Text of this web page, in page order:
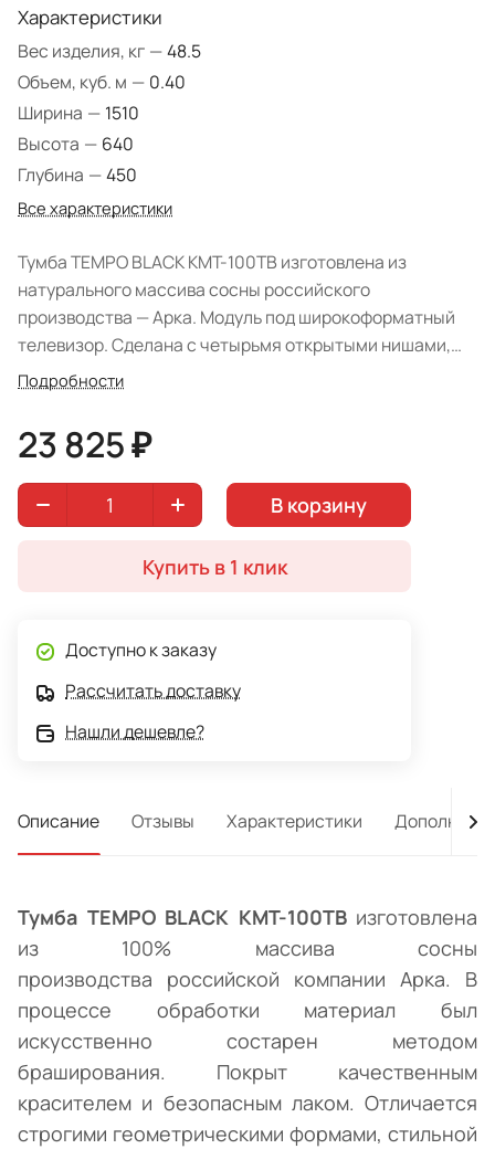
Характеристики
Вес изделия, кг —48.5
Объем, куб. м — 0.40
Ширина — 1510
Высота — 640
Глубина —450
Все характеристики
Тумба TEMPO BLACK КМТ-100ТВ изготовлена из
натурального массива сосны российского
производства — Арка. Модуль под широкоформатный
телевизор. Сделана с четырьмя открытыми нишами,
где можно разместиться тюнер, электронная техника и
за которой скрыты две полки. Прекрасный пример
стиля ЛОФТ. Варианты крашения: "Королевский орех" и
"Камыш".
Подробности
23 825 ₽
В корзину
Купить в 1 клик
Доступно к заказу
Рассчитать доставку
Нашли дешевле?
Описание Отзывы Характеристики
Тумба TEMPO BLACK КМТ-100ТВ изготовлена
из 100% массива сосны
производства российской компании Арка. В
процессе обработки материал был
искусственно состарен методом
браширования. Покрыт качественным
красителем и безопасным лаком. Отличается
строгими геометрическими формами, стильной